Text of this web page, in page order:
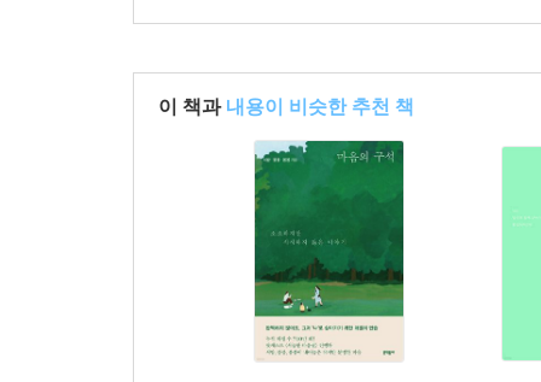
이 책과 내용이 비슷한 추천 책